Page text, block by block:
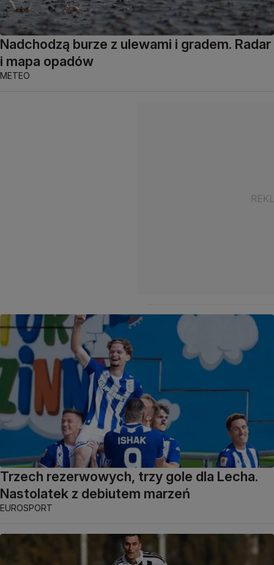
Nadchodzą burze z ulewami i gradem. Radar
i mapa opadów
METEO
Trzech rezerwowych, trzy gole dla Lecha.
Nastolatek z debiutem marzeń
EUROSPORT